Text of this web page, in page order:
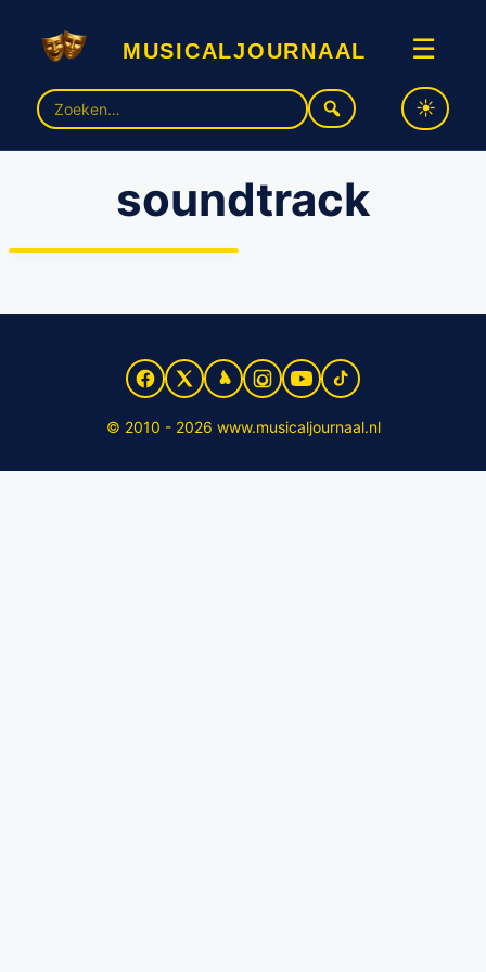
musicaljournaal ☰
Zoek
naar:
soundtrack
Soundtrack Spider-Man
musical vanaf 14 juni te
© 2010 - 2026 www.musicaljournaal.nl